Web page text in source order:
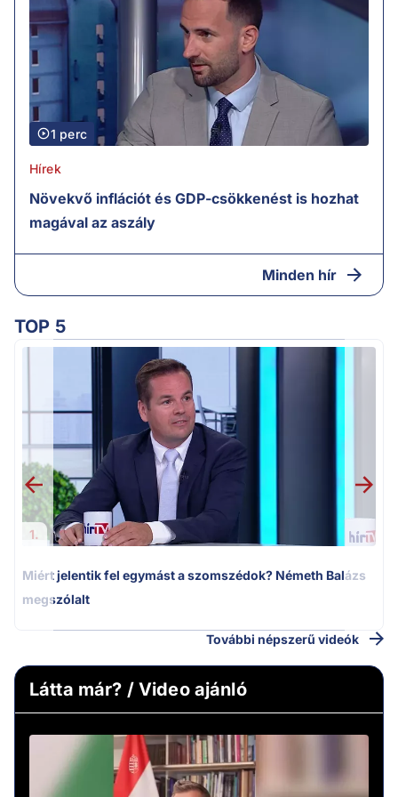
1 perc
Hírek
Növekvő inflációt és GDP-csökkenést is hozhat
magával az aszály
Minden hír
TOP 5
1.
Miért jelentik fel egymást a szomszédok? Németh Balázs
megszólalt
További népszerű videók
Látta már? / Video ajánló